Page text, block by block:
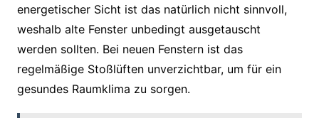
energetischer Sicht ist das natürlich nicht sinnvoll,
weshalb alte Fenster unbedingt ausgetauscht
werden sollten. Bei neuen Fenstern ist das
regelmäßige Stoßlüften unverzichtbar, um für ein
gesundes Raumklima zu sorgen.